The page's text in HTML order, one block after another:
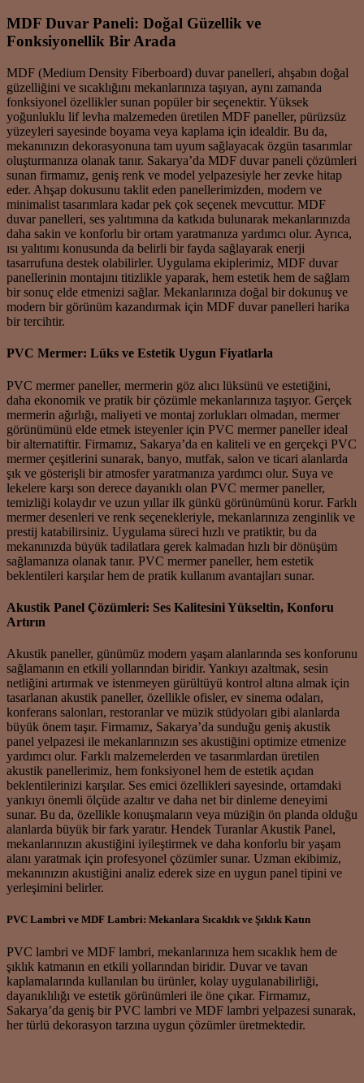
MDF Duvar Paneli: Doğal Güzellik ve
Fonksiyonellik Bir Arada
MDF (Medium Density Fiberboard) duvar panelleri, ahşabın doğal
güzelliğini ve sıcaklığını mekanlarınıza taşıyan, aynı zamanda
fonksiyonel özellikler sunan popüler bir seçenektir. Yüksek
yoğunluklu lif levha malzemeden üretilen MDF paneller, pürüzsüz
yüzeyleri sayesinde boyama veya kaplama için idealdir. Bu da,
mekanınızın dekorasyonuna tam uyum sağlayacak özgün tasarımlar
oluşturmanıza olanak tanır. Sakarya’da MDF duvar paneli çözümleri
sunan firmamız, geniş renk ve model yelpazesiyle her zevke hitap
eder. Ahşap dokusunu taklit eden panellerimizden, modern ve
minimalist tasarımlara kadar pek çok seçenek mevcuttur. MDF
duvar panelleri, ses yalıtımına da katkıda bulunarak mekanlarınızda
daha sakin ve konforlu bir ortam yaratmanıza yardımcı olur. Ayrıca,
ısı yalıtımı konusunda da belirli bir fayda sağlayarak enerji
tasarrufuna destek olabilirler. Uygulama ekiplerimiz, MDF duvar
panellerinin montajını titizlikle yaparak, hem estetik hem de sağlam
bir sonuç elde etmenizi sağlar. Mekanlarınıza doğal bir dokunuş ve
modern bir görünüm kazandırmak için MDF duvar panelleri harika
bir tercihtir.
PVC Mermer: Lüks ve Estetik Uygun Fiyatlarla
PVC mermer paneller, mermerin göz alıcı lüksünü ve estetiğini,
daha ekonomik ve pratik bir çözümle mekanlarınıza taşıyor. Gerçek
mermerin ağırlığı, maliyeti ve montaj zorlukları olmadan, mermer
görünümünü elde etmek isteyenler için PVC mermer paneller ideal
bir alternatiftir. Firmamız, Sakarya’da en kaliteli ve en gerçekçi PVC
mermer çeşitlerini sunarak, banyo, mutfak, salon ve ticari alanlarda
şık ve gösterişli bir atmosfer yaratmanıza yardımcı olur. Suya ve
lekelere karşı son derece dayanıklı olan PVC mermer paneller,
temizliği kolaydır ve uzun yıllar ilk günkü görünümünü korur. Farklı
mermer desenleri ve renk seçenekleriyle, mekanlarınıza zenginlik ve
prestij katabilirsiniz. Uygulama süreci hızlı ve pratiktir, bu da
mekanınızda büyük tadilatlara gerek kalmadan hızlı bir dönüşüm
sağlamanıza olanak tanır. PVC mermer paneller, hem estetik
beklentileri karşılar hem de pratik kullanım avantajları sunar.
Akustik Panel Çözümleri: Ses Kalitesini Yükseltin, Konforu
Artırın
Akustik paneller, günümüz modern yaşam alanlarında ses konforunu
sağlamanın en etkili yollarından biridir. Yankıyı azaltmak, sesin
netliğini artırmak ve istenmeyen gürültüyü kontrol altına almak için
tasarlanan akustik paneller, özellikle ofisler, ev sinema odaları,
konferans salonları, restoranlar ve müzik stüdyoları gibi alanlarda
büyük önem taşır. Firmamız, Sakarya’da sunduğu geniş akustik
panel yelpazesi ile mekanlarınızın ses akustiğini optimize etmenize
yardımcı olur. Farklı malzemelerden ve tasarımlardan üretilen
akustik panellerimiz, hem fonksiyonel hem de estetik açıdan
beklentilerinizi karşılar. Ses emici özellikleri sayesinde, ortamdaki
yankıyı önemli ölçüde azaltır ve daha net bir dinleme deneyimi
sunar. Bu da, özellikle konuşmaların veya müziğin ön planda olduğu
alanlarda büyük bir fark yaratır. Hendek Turanlar Akustik Panel,
mekanlarınızın akustiğini iyileştirmek ve daha konforlu bir yaşam
alanı yaratmak için profesyonel çözümler sunar. Uzman ekibimiz,
mekanınızın akustiğini analiz ederek size en uygun panel tipini ve
yerleşimini belirler.
PVC Lambri ve MDF Lambri: Mekanlara Sıcaklık ve Şıklık Katın
PVC lambri ve MDF lambri, mekanlarınıza hem sıcaklık hem de
şıklık katmanın en etkili yollarından biridir. Duvar ve tavan
kaplamalarında kullanılan bu ürünler, kolay uygulanabilirliği,
dayanıklılığı ve estetik görünümleri ile öne çıkar. Firmamız,
Sakarya’da geniş bir PVC lambri ve MDF lambri yelpazesi sunarak,
her türlü dekorasyon tarzına uygun çözümler üretmektedir.